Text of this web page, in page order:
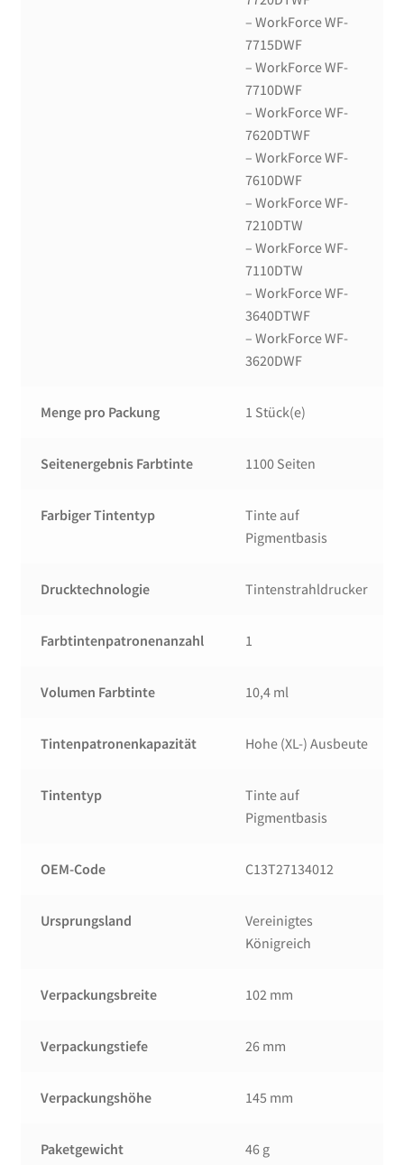
– WorkForce WF-
7715DWF
– WorkForce WF-
7710DWF
– WorkForce WF-
7620DTWF
– WorkForce WF-
7610DWF
– WorkForce WF-
7210DTW
– WorkForce WF-
7110DTW
– WorkForce WF-
3640DTWF
– WorkForce WF-
3620DWF
Menge pro Packung 1 Stück(e)
Seitenergebnis Farbtinte 1100 Seiten
Farbiger Tintentyp
Tinte auf
Pigmentbasis
Drucktechnologie Tintenstrahldrucker
Farbtintenpatronenanzahl 1
Volumen Farbtinte 10,4 ml
Tintenpatronenkapazität Hohe (XL-) Ausbeute
Tintentyp
Tinte auf
Pigmentbasis
OEM-Code C13T27134012
Ursprungsland
Vereinigtes
Königreich
Verpackungsbreite 102 mm
Verpackungstiefe 26 mm
Verpackungshöhe 145 mm
Paketgewicht 46 g